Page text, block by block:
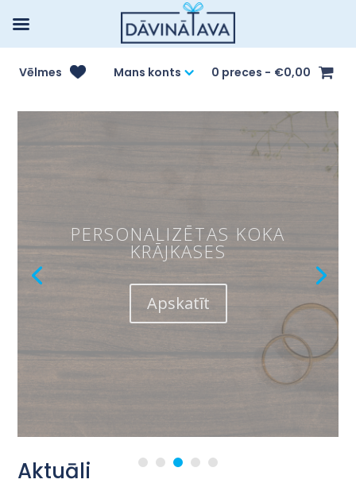
Vēlmes Mans konts 0 preces €0,00
KĀZU SEZONA
Apskatīt
Aktuāli